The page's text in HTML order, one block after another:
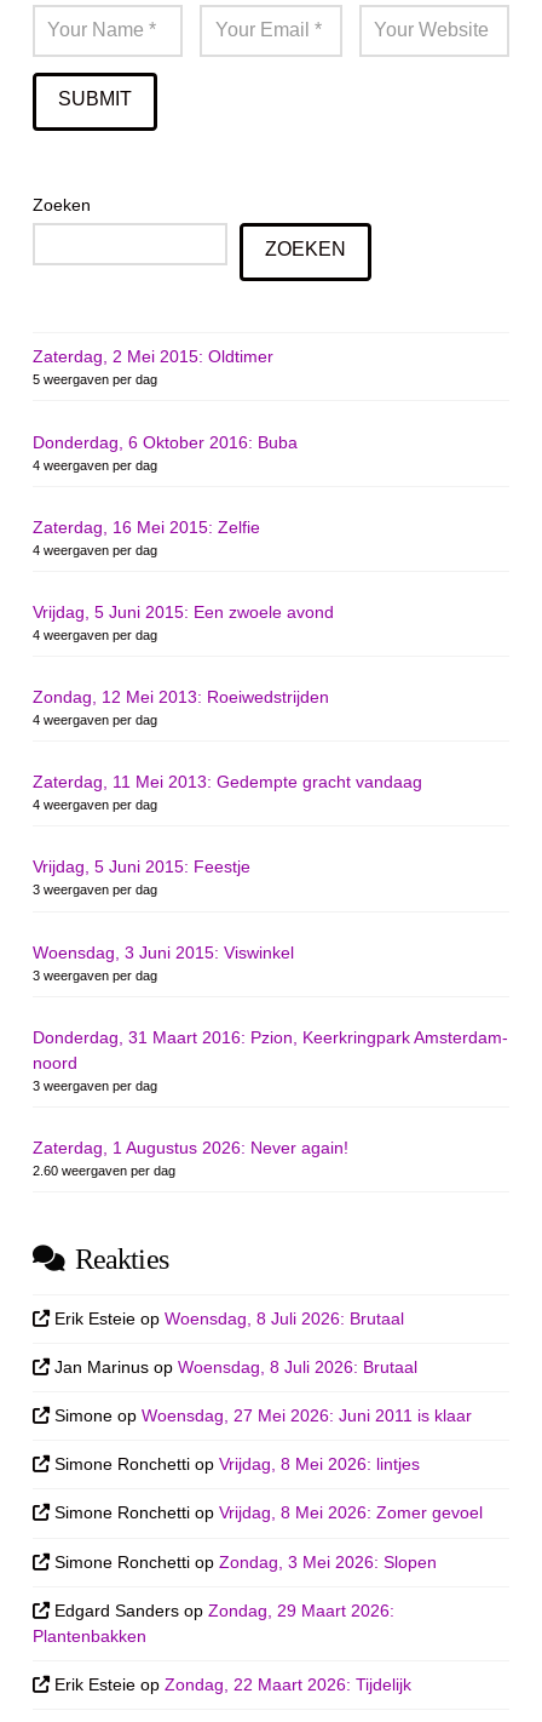
Zoeken
ZOEKEN
Zaterdag, 2 Mei 2015: Oldtimer
5 weergaven per dag
Donderdag, 6 Oktober 2016: Buba
4 weergaven per dag
Zaterdag, 16 Mei 2015: Zelfie
4 weergaven per dag
Vrijdag, 5 Juni 2015: Een zwoele avond
4 weergaven per dag
Zondag, 12 Mei 2013: Roeiwedstrijden
4 weergaven per dag
Zaterdag, 11 Mei 2013: Gedempte gracht vandaag
4 weergaven per dag
Vrijdag, 5 Juni 2015: Feestje
3 weergaven per dag
Woensdag, 3 Juni 2015: Viswinkel
3 weergaven per dag
Donderdag, 31 Maart 2016: Pzion, Keerkringpark Amsterdam-
noord
3 weergaven per dag
Zaterdag, 1 Augustus 2026: Never again!
2.60 weergaven per dag
Reakties
Erik Esteie opWoensdag, 8 Juli 2026: Brutaal
Jan Marinus opWoensdag, 8 Juli 2026: Brutaal
Simone opWoensdag, 27 Mei 2026: Juni 2011 is klaar
Simone Ronchetti opVrijdag, 8 Mei 2026: lintjes
Simone Ronchetti opVrijdag, 8 Mei 2026: Zomer gevoel
Simone Ronchetti opZondag, 3 Mei 2026: Slopen
Edgard Sanders opZondag, 29 Maart 2026:
Plantenbakken
Erik Esteie opZondag, 22 Maart 2026: Tijdelijk